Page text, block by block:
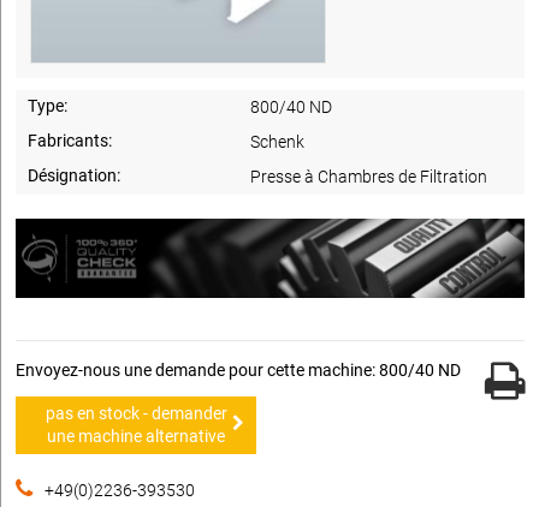
Type:
800/40 ND
Fabricants:
Schenk
Désignation:
Presse à Chambres de Filtration
Envoyez-nous une demande pour cette machine: 800/40 ND
pas en stock - demander
une machine alternative
+49(0)2236-393530